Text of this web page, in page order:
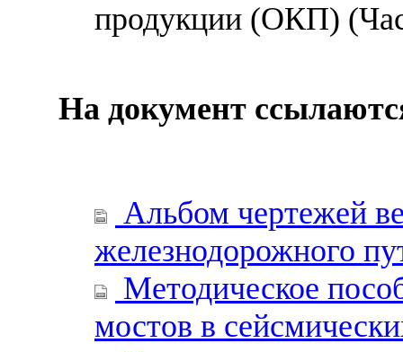
продукции (ОКП)
На документ
Альбом чертежей
железнодорожного
Методическое
мостов в